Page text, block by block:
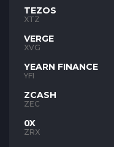
TEZOS
XTZ
VERGE
XVG
YEARN FINANCE
YFI
ZCASH
ZEC
0X
ZRX